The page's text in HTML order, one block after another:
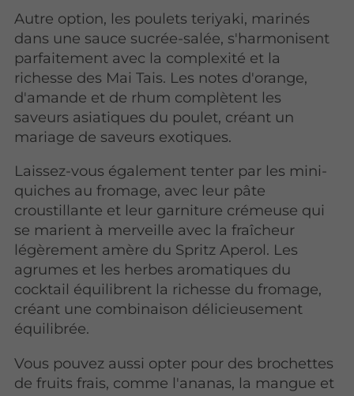
Autre option, les poulets teriyaki, marinés
dans une sauce sucrée-salée, s'harmonisent
parfaitement avec la complexité et la
richesse des Mai Tais. Les notes d'orange,
d'amande et de rhum complètent les
saveurs asiatiques du poulet, créant un
mariage de saveurs exotiques.
Laissez-vous également tenter par les mini-
quiches au fromage, avec leur pâte
croustillante et leur garniture crémeuse qui
se marient à merveille avec la fraîcheur
légèrement amère du Spritz Aperol. Les
agrumes et les herbes aromatiques du
cocktail équilibrent la richesse du fromage,
créant une combinaison délicieusement
équilibrée.
Vous pouvez aussi opter pour des brochettes
de fruits frais, comme l'ananas, la mangue et